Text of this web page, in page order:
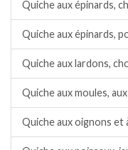
Quiche aux épinards,
Quiche aux épinards,
Quiche aux lardons,
Quiche aux moules,
Quiche aux oignons et